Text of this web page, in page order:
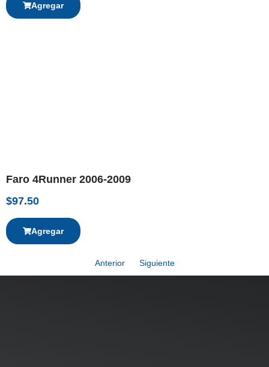
Agregar
Faro 4Runner 2006-2009
$97.50
Agregar
Anterior Siguiente